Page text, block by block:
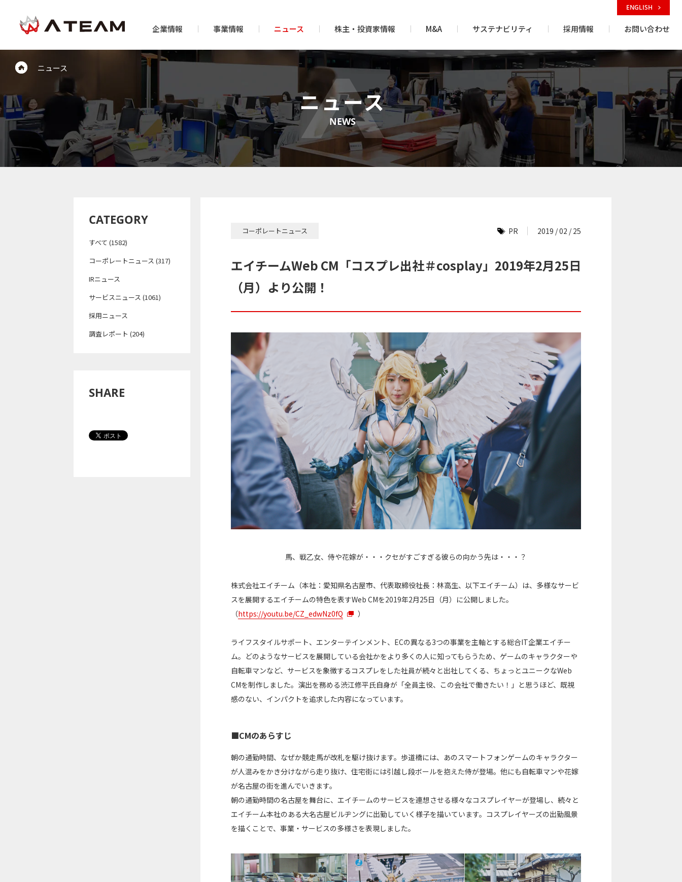
企業情報 事業情報 ニュース 株主・投資家情報 M&A サステナビリティ 採用情報 お問い合わせ
ENGLISH
ニュース
ニュース
NEWS
CATEGORY
すべて (1582)
コーポレートニュース (317)
IRニュース
サービスニュース (1061)
採用ニュース
調査レポート (204)
SHARE
コーポレートニュース PR 2019 / 02 / 25
エイチームWeb CM「コスプレ出社＃cosplay」2019年2月25日
（月）より公開！
馬、戦乙女、侍や花嫁が・・・クセがすごすぎる彼らの向かう先は・・・？
株式会社エイチーム（本社：愛知県名古屋市、代表取締役社長：林高生、以下エイチーム）は、多様なサービ
スを展開するエイチームの特色を表すWeb CMを2019年2月25日（月）に公開しました。
（https://youtu.be/CZ_edwNz0fQ ）
ライフスタイルサポート、エンターテインメント、ECの異なる3つの事業を主軸とする総合IT企業エイチー
ム。どのようなサービスを展開している会社かをより多くの人に知ってもらうため、ゲームのキャラクターや
自転車マンなど、サービスを象徴するコスプレをした社員が続々と出社してくる、ちょっとユニークなWeb
CMを制作しました。演出を務める渋江修平氏自身が「全員主役、この会社で働きたい！」と思うほど、既視
感のない、インパクトを追求した内容になっています。
■CMのあらすじ
朝の通勤時間、なぜか競走馬が改札を駆け抜けます。歩道橋には、あのスマートフォンゲームのキャラクター
が人混みをかき分けながら走り抜け、住宅街には引越し段ボールを抱えた侍が登場。他にも自転車マンや花嫁
が名古屋の街を進んでいきます。
朝の通勤時間の名古屋を舞台に、エイチームのサービスを連想させる様々なコスプレイヤーが登場し、続々と
エイチーム本社のある大名古屋ビルヂングに出勤していく様子を描いています。コスプレイヤーズの出勤風景
を描くことで、事業・サービスの多様さを表現しました。